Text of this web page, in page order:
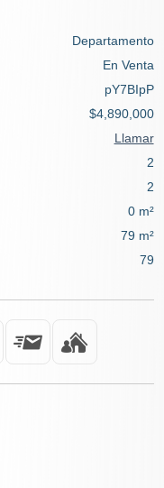
Departamento
En Venta
pY7BIpP
$4,890,000
Llamar
2
2
0 m²
79 m²
79